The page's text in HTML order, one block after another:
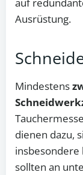
Ausrüstung.
Mindestens
dienen dazu,
insbesondere
sollten an